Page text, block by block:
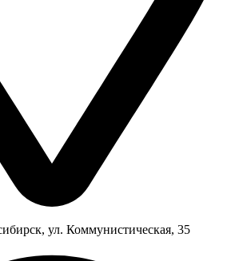
ул. Коммунистическая, 35